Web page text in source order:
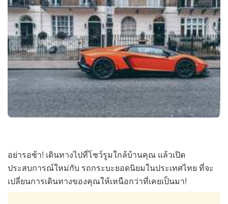
อย่ารอช้า! เดินทางไปที่โชว์รูมใกล้บ้านคุณ แล้วเปิด
ประสบการณ์ใหม่กับ รถกระบะยอดนิยมในประเทศไทย ที่จะ
เปลี่ยนการเดินทางของคุณให้เหนือกว่าที่เคยเป็นมา!